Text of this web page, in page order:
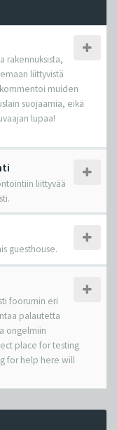
rakennuksista,
liittyvistä
muiden
suojaamia, eikä
lupaa!
liittyvää
guesthouse.
foorumin eri
palautetta
ongelmiin
place for testing
for help here will